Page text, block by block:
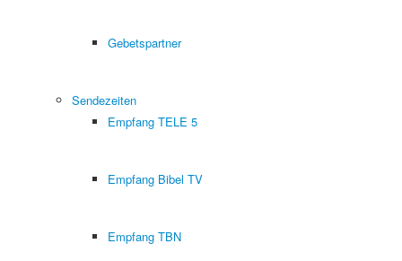
Gebetspartner
Sendezeiten
Empfang TELE 5
Empfang Bibel TV
Empfang TBN